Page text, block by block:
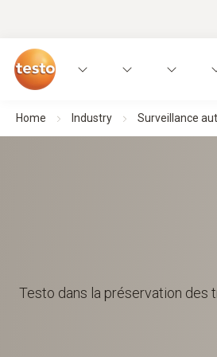
Home Industry Surveillance
Testo dans la préservation des